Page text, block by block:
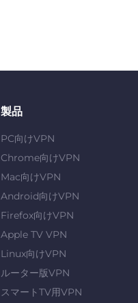
製品
PC向けVPN
Chrome向けVPN
Mac向けVPN
Android向けVPN
Firefox向けVPN
Apple TV VPN
Linux向けVPN
ルーター版VPN
スマートTV用VPN